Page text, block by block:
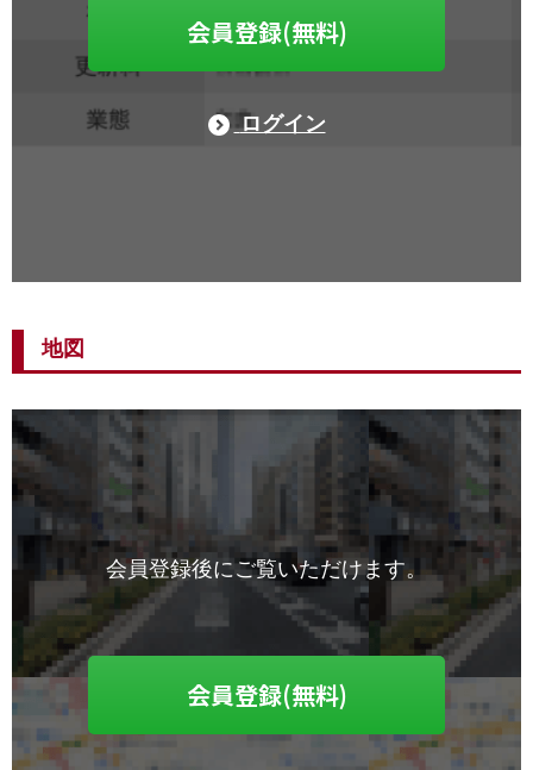
会員登録(無料)
ログイン
地図
会員登録後にご覧いただけます。
会員登録(無料)